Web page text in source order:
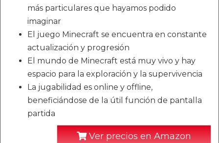
más particulares que hayamos podido
imaginar
El juego Minecraft se encuentra en constante
actualización y progresión
El mundo de Minecraft está muy vivo y hay
espacio para la exploración y la supervivencia
La jugabilidad es online y offline,
beneficiándose de la útil función de pantalla
partida
Ver precios en Amazon